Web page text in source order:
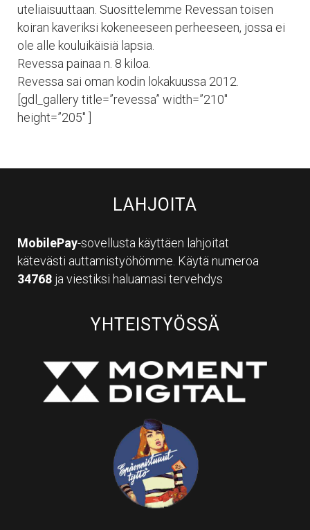
uteliaisuuttaan. Suosittelemme Revessan toisen
koiran kaveriksi kokeneeseen perheeseen, jossa ei
ole alle kouluikäisiä lapsia.
Revessa painaa n. 8 kiloa.
Revessa sai oman kodin lokakuussa 2012.
[gdl_gallery title=”revessa” width=”210″
height=”205″ ]
LAHJOITA
MobilePay-sovellusta käyttäen lahjoitat
kätevästi auttamistyöhömme. Käytä numeroa
34768 ja viestiksi haluamasi tervehdys
YHTEISTYÖSSÄ